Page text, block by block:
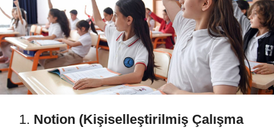
Notion (Kişiselleştirilmiş Çalışma